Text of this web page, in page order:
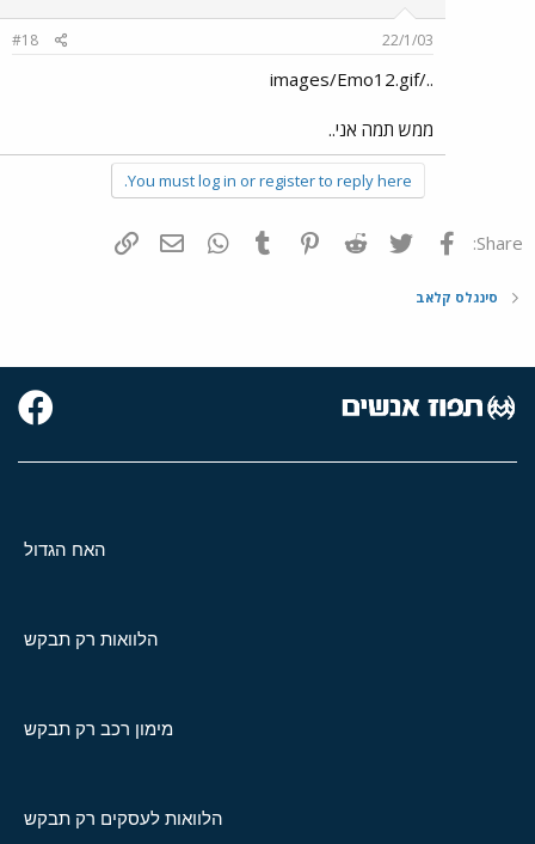
22/1/03
#18
../images/Emo12.gif
ממש תמה אני..
You must log in or register to reply here.
Share: פייסבוק Twitter
Reddit
Pinterest
Tumblr
WhatsAppדואר אלקטרוני
סינגלס קלאב
האח הגדול
הלוואות רק תבקש
מימון רכב רק תבקש
הלוואות לעסקים רק תבקש